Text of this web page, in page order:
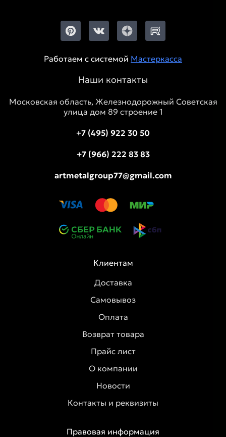
Работаем с системой Мастеркасса
Наши контакты
Московская область, Железнодорожный Советская
улица дом 89 строение 1
+7 (495) 922 30 50
+7 (966) 222 83 83
artmetalgroup77@gmail.com
Клиентам
Доставка
Самовывоз
Оплата
Возврат товара
Прайс лист
О компании
Новости
Контакты и реквизиты
Правовая информация